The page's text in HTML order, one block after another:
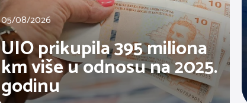
05/08/2026
UIO prikupila 395 miliona
km više u odnosu na 2025.
godinu